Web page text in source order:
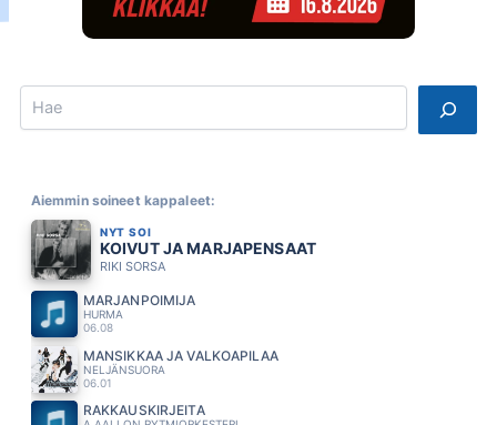
Search
Aiemmin soineet kappaleet:
NYT SOI
KOIVUT JA MARJAPENSAAT
RIKI SORSA
MARJANPOIMIJA
HURMA
06.08
MANSIKKAA JA VALKOAPILAA
NELJÄNSUORA
06.01
RAKKAUSKIRJEITA